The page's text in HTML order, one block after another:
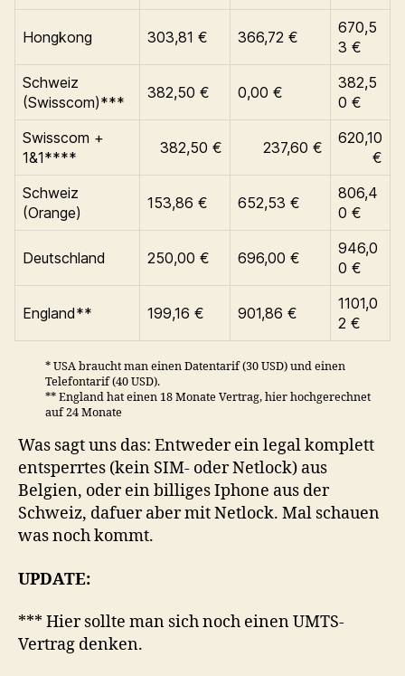
Hongkong 303,81 € 366,72 €
670,5
3 €
Schweiz
(Swisscom)***
382,50 € 0,00 €
382,5
0 €
Swisscom +
1&1****
382,50 € 237,60 €
620,10
€
Schweiz
(Orange)
153,86 € 652,53 €
806,4
0 €
Deutschland 250,00 € 696,00 €
946,0
0 €
England** 199,16 € 901,86 €
1101,0
2 €
* USA braucht man einen Datentarif (30 USD) und einen
Telefontarif (40 USD).
** England hat einen 18 Monate Vertrag, hier hochgerechnet
auf 24 Monate
Was sagt uns das: Entweder ein legal komplett
entsperrtes (kein SIM- oder Netlock) aus
Belgien, oder ein billiges Iphone aus der
Schweiz, dafuer aber mit Netlock. Mal schauen
was noch kommt.
UPDATE:
*** Hier sollte man sich noch einen UMTS-
Vertrag denken.